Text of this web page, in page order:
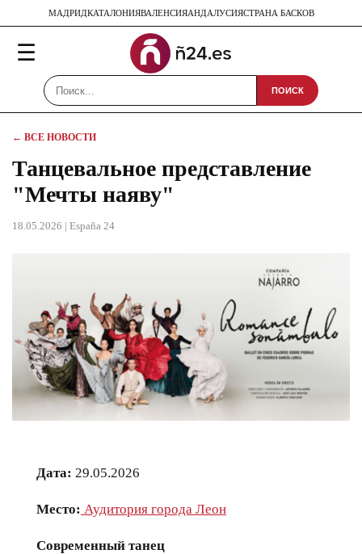
МАДРИДКАТАЛОНИЯВАЛЕНСИЯАНДАЛУСИЯСТРАНА БАСКОВ
☰
ПОИСК
← ВСЕ НОВОСТИ
Танцевальное представление
"Мечты наяву"
18.05.2026 | España 24
Дата: 29.05.2026
Место: Аудитория города Леон
Современный танец